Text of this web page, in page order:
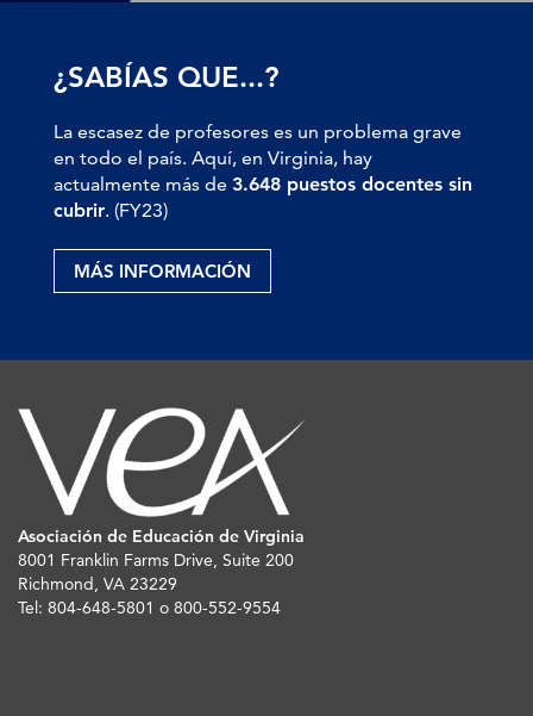
¿SABÍAS QUE...?
La escasez de profesores es un problema grave
en todo el país. Aquí, en Virginia, hay
actualmente más de 3.648 puestos docentes sin
cubrir. (FY23)
MÁS INFORMACIÓN
Asociación de Educación de Virginia
8001 Franklin Farms Drive, Suite 200
Richmond, VA 23229
Tel: 804-648-5801 o 800-552-9554